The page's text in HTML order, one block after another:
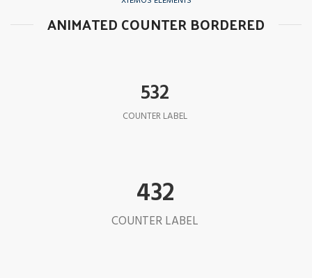
ANIMATED COUNTER BORDERED
532
COUNTER LABEL
432
COUNTER LABEL